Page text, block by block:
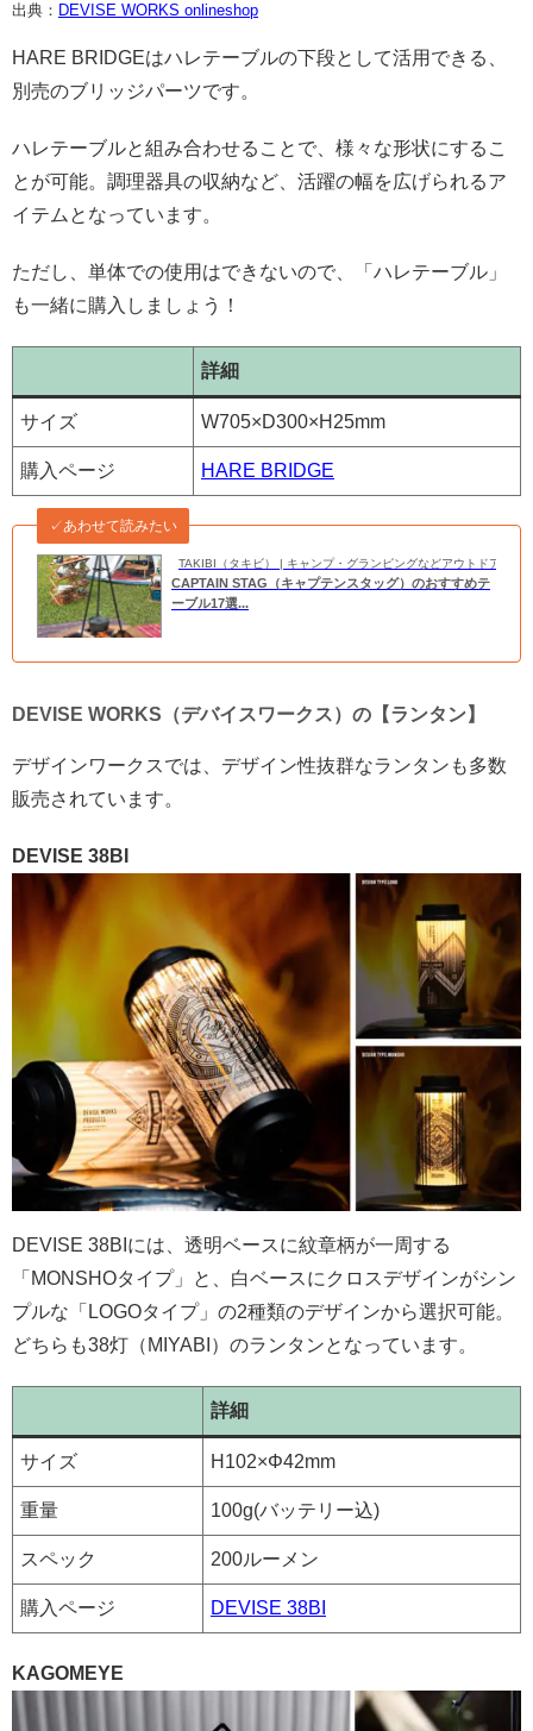
出典： DEVISE WORKS onlineshop
HARE BRIDGEはハレテーブルの下段として活用できる、
別売のブリッジパーツです。
ハレテーブルと組み合わせることで、様々な形状にするこ
とが可能。調理器具の収納など、活躍の幅を広げられるア
イテムとなっています。
ただし、単体での使用はできないので、「ハレテーブル」
も一緒に購入しましょう！
詳細
サイズ W705×D300×H25mm
購入ページ HARE BRIDGE
TAKIBI（タキビ） | キャンプ・グランピングなどアウトドアの総
✓あわせて読みたい
CAPTAIN STAG（キャプテンスタッグ）のおすすめテ
ーブル17選...
DEVISE WORKS（デバイスワークス）の【ランタン】
デザインワークスでは、デザイン性抜群なランタンも多数
販売されています。
DEVISE 38BI
DEVISE 38BIには、透明ベースに紋章柄が一周する
「MONSHOタイプ」と、白ベースにクロスデザインがシン
プルな「LOGOタイプ」の2種類のデザインから選択可能。
どちらも38灯（MIYABI）のランタンとなっています。
詳細
サイズ H102×Φ42mm
重量 100g(バッテリー込)
スペック 200ルーメン
購入ページ DEVISE 38BI
KAGOMEYE